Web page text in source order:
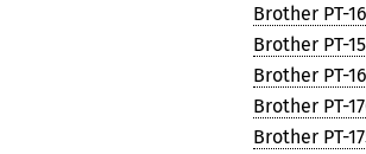
Brother PT-
Brother PT-
Brother PT-
Brother PT-
Brother PT-